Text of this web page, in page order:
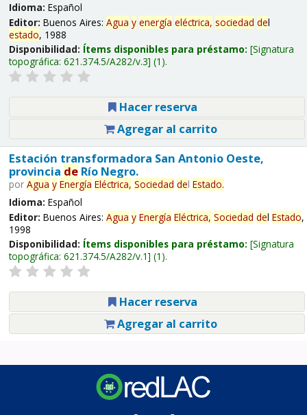
Idioma: Español
Editor: Buenos Aires: Agua y energía eléctrica, sociedad del
estado, 1988
Disponibilidad: Ítems disponibles para préstamo: Signatura
topográfica: 621.374.5/A282/v.3 (1).
Hacer reserva
Agregar al carrito
Estación transformadora San Antonio Oeste,
provincia deRío Negro.
por Agua y Energía Eléctrica, Sociedad del Estado.
Idioma: Español
Editor: Buenos Aires: Agua y Energía Eléctrica, Sociedad del Estado,
1998
Disponibilidad: Ítems disponibles para préstamo: Signatura
topográfica: 621.374.5/A282/v.1 (1).
Hacer reserva
Agregar al carrito